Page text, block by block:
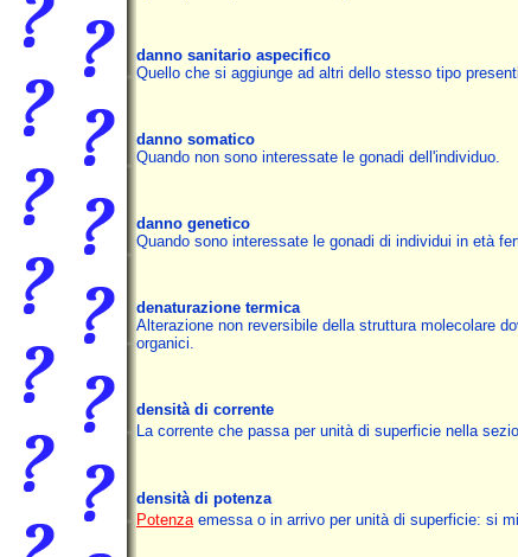
danno sanitario aspecifico
Quello che si aggiunge ad altri dello stesso tipo
danno somatico
Quando non sono interessate le gonadi dell'individuo.
danno genetico
Quando sono interessate le gonadi di individui in età
denaturazione termica
Alterazione non reversibile della struttura molecolare
organici.
densità di corrente
La corrente che passa per unità di superficie nella
densità di potenza
Potenzaemessa o in arrivo per unità di superficie: si